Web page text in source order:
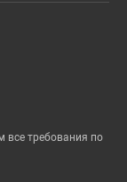
все требования по